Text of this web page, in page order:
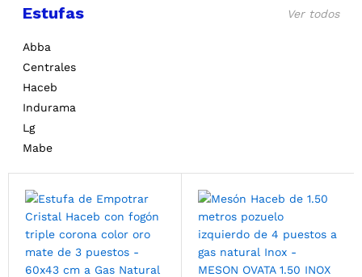
Estufas
Abba
Centrales
Haceb
Indurama
Lg
Mabe
Ver todos